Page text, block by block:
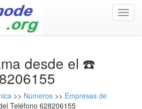
desde el ☎️
>> Números >> Empresas de
Teléfono 628206155